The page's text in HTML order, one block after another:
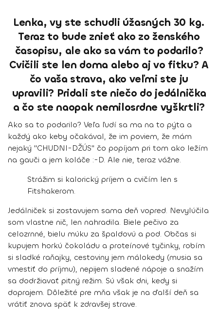
Lenka, vy ste schudli úžasných 30 kg.
Teraz to bude znieť ako zo ženského
časopisu, ale ako sa vám to podarilo?
Cvičili ste len doma alebo aj vo fitku? A
čo vaša strava, ako veľmi ste ju
upravili? Pridali ste niečo do jedálnička
a čo ste naopak nemilosrdne vyškrtli?
Ako sa to podarilo? Veľa ľudí sa ma na to pýta a
každý ako keby očakával, že im poviem, že mám
nejaký "CHUDNI-DŽÚS" čo popíjam pri tom ako ležím
na gauči a jem koláče :-D. Ale nie, teraz vážne.
Strážim si kalorický príjem a cvičím len s
Fitshakerom.
Jedálniček si zostavujem sama deň vopred. Nevylúčila
som vlastne nič, len nahradila. Biele pečivo za
celozrnné, bielu múku za špaldovú a pod. Občas si
kupujem horkú čokoládu a proteínové tyčinky, robím
si sladké raňajky, cestoviny jem málokedy (musia sa
vmestiť do príjmu), nepijem sladené nápoje a snažím
sa dodržiavať pitný režim. Sú však dni, kedy si
doprajem. Dôležité pre mňa však je na ďalší deň sa
vrátiť znova späť k zdravšej strave.